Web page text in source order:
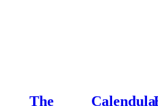
The
Calendula